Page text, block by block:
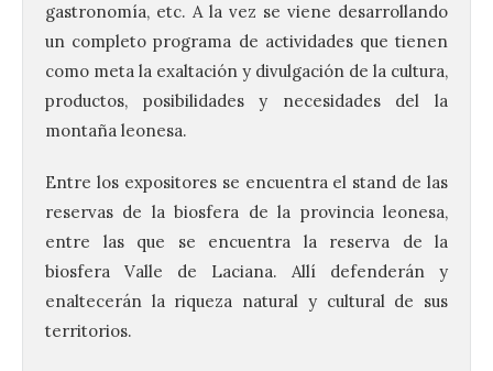
gastronomía, etc. A la vez se viene desarrollando
un completo programa de actividades que tienen
como meta la exaltación y divulgación de la cultura,
productos, posibilidades y necesidades del la
montaña leonesa.
Entre los expositores se encuentra el stand de las
reservas de la biosfera de la provincia leonesa,
entre las que se encuentra la reserva de la
biosfera Valle de Laciana. Allí defenderán y
enaltecerán la riqueza natural y cultural de sus
territorios.